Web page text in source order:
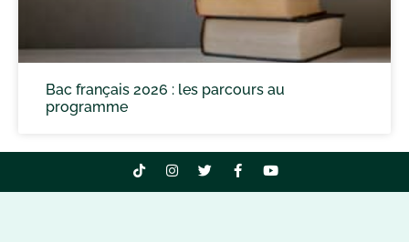
Bac français 2026 : les parcours au
programme